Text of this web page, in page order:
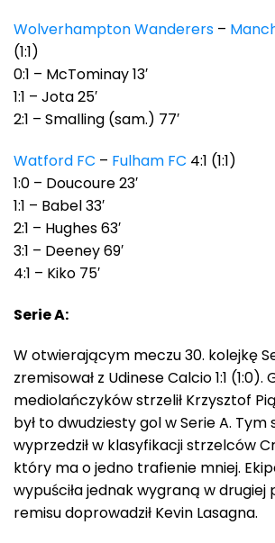
Wolverhampton Wanderers –
(1:1)
0:1 – McTominay 13′
1:1 – Jota 25′
2:1 – Smalling (sam.) 77′
Watford FC – Fulham FC 4:1 (1:1)
1:0 – Doucoure 23′
1:1 – Babel 33′
2:1 – Hughes 63′
3:1 – Deeney 69′
4:1 – Kiko 75′
Serie A:
W otwierającym meczu 30. kolejkę
zremisował z Udinese Calcio 1:1 (1:0).
mediolańczyków strzelił Krzysztof
był to dwudziesty gol w Serie A.
wyprzedził w klasyfikacji strzelców
który ma o jedno trafienie mniej.
wypuściła jednak wygraną w drugiej
remisu doprowadził Kevin Lasagna.